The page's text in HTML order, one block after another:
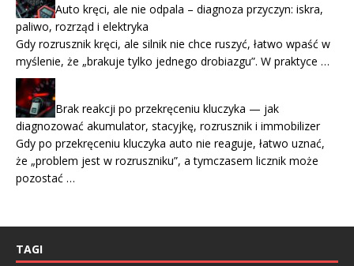
Auto kręci, ale nie odpala – diagnoza przyczyn: iskra,
paliwo, rozrząd i elektryka
Gdy rozrusznik kręci, ale silnik nie chce ruszyć, łatwo wpaść w
myślenie, że „brakuje tylko jednego drobiazgu”. W praktyce …
Brak reakcji po przekręceniu kluczyka — jak
diagnozować akumulator, stacyjkę, rozrusznik i immobilizer
Gdy po przekręceniu kluczyka auto nie reaguje, łatwo uznać,
że „problem jest w rozruszniku”, a tymczasem licznik może
pozostać …
TAGI